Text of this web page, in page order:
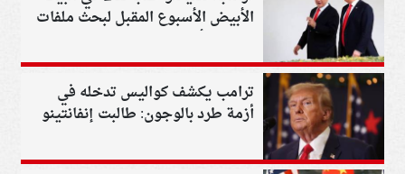
الأبيض الأسبوع المقبل لبحث ملفات
الشرق الأوسط
ترامب يكشف كواليس تدخله في
أزمة طرد بالوجون: طالبت إنفانتينو